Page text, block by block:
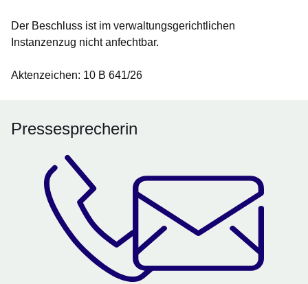
Der Beschluss ist im verwaltungsgerichtlichen
Instanzenzug nicht anfechtbar.
Aktenzeichen: 10 B 641/26
Pressesprecherin